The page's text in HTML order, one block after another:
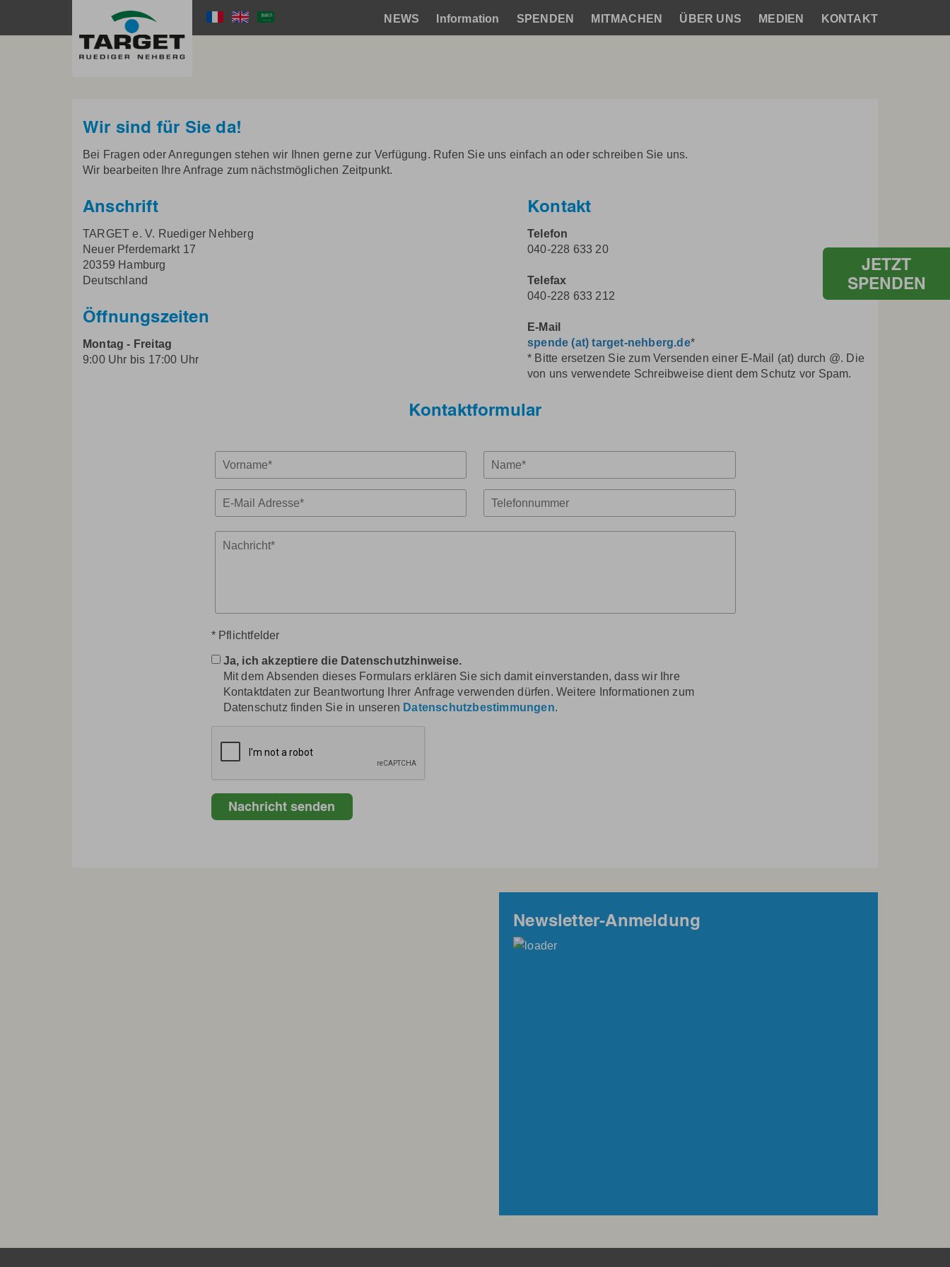
Language
Menu
Hauptnavigation
NEWS Information SPENDEN MITMACHEN ÜBER UNS MEDIEN KONTAKT
JETZT
SPENDEN
Wir sind für Sie da!
Bei Fragen oder Anregungen stehen wir Ihnen gerne zur Verfügung. Rufen Sie uns einfach an oder schreiben Sie uns.
Wir bearbeiten Ihre Anfrage zum nächstmöglichen Zeitpunkt.
Anschrift
TARGET e. V. Ruediger Nehberg
Neuer Pferdemarkt 17
20359 Hamburg
Deutschland
Öffnungszeiten
Montag - Freitag
9:00 Uhr bis 17:00 Uhr
Kontakt
Telefon
040-228 633 20
Telefax
040-228 633 212
E-Mail
spende (at) target-nehberg.de*
* Bitte ersetzen Sie zum Versenden einer E-Mail (at) durch @. Die
von uns verwendete Schreibweise dient dem Schutz vor Spam.
Kontaktformular
DATEN
Mail-
Adresse
* Pflichtfelder
DATENSCHUTZ
Kontakt
Datenschutz
Ja, ich akzeptiere die Datenschutzhinweise.
Mit dem Absenden dieses Formulars erklären Sie sich damit einverstanden, dass wir Ihre
Kontaktdaten zur Beantwortung Ihrer Anfrage verwenden dürfen. Weitere Informationen zum
Datenschutz finden Sie in unseren Datenschutzbestimmungen.
Newsletter-Anmeldung